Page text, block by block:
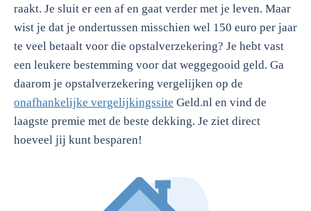
raakt. Je sluit er een af en gaat verder met je leven. Maar
wist je dat je ondertussen misschien wel 150 euro per jaar
te veel betaalt voor die opstalverzekering? Je hebt vast
een leukere bestemming voor dat weggegooid geld. Ga
daarom je opstalverzekering vergelijken op de
onafhankelijke vergelijkingssite Geld.nl en vind de
laagste premie met de beste dekking. Je ziet direct
hoeveel jij kunt besparen!